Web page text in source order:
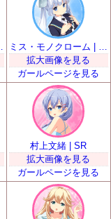
拡大画像を見る
ガールページを見る
村上文緒 | SR
拡大画像を見る
ガールページを見る